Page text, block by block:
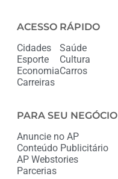
ACESSO RÁPIDO
Cidades
Esporte
Economia
Carreiras
Saúde
Cultura
Carros
PARA SEU NEGÓCIO
Anuncie no AP
Conteúdo Publicitário
AP Webstories
Parcerias